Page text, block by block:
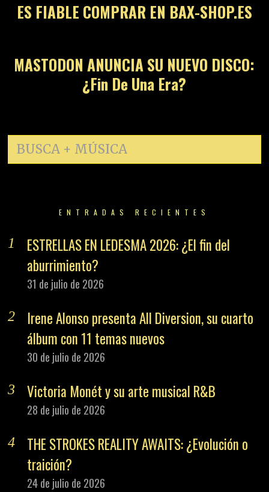
ES FIABLE COMPRAR EN BAX-SHOP.ES
14
MASTODON ANUNCIA SU NUEVO DISCO:
¿Fin De Una Era?
ENTRADAS RECIENTES
ESTRELLAS EN LEDESMA 2026: ¿El fin del
aburrimiento?
31 de julio de 2026
Irene Alonso presenta All Diversion, su cuarto
álbum con 11 temas nuevos
30 de julio de 2026
Victoria Monét y su arte musical R&B
28 de julio de 2026
THE STROKES REALITY AWAITS: ¿Evolución o
traición?
24 de julio de 2026